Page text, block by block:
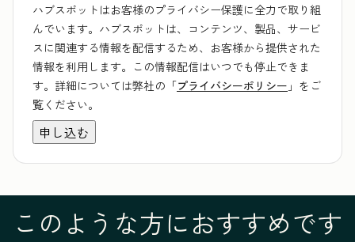
ハブスポットはお客様のプライバシー保護に全力で取り組
んでいます。ハブスポットは、コンテンツ、製品、サービ
スに関連する情報を配信するため、お客様から提供された
情報を利用します。この情報配信はいつでも停止できま
す。詳細については弊社の「プライバシーポリシー 」をご
覧ください。
このような方におすすめです